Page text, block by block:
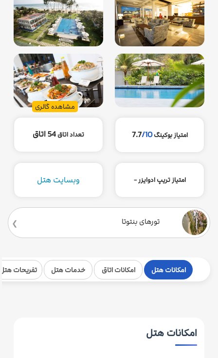
مشاهده گالری
امتیاز بوکینگ 7.7/10 تعداد اتاق54 اتاق
امتیاز تریپ ادوایزر - وبسایت هتل
تورهای بنتوتا
امکانات هتل امکانات اتاق خدمات هتل تفریحات
امکانات هتل